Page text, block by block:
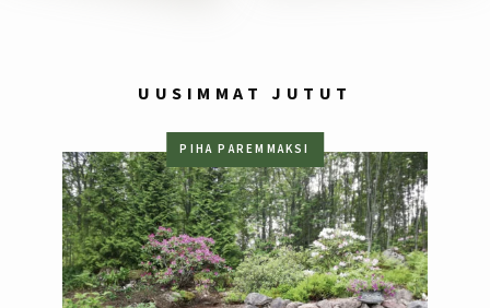
UUSIMMAT JUTUT
PIHA PAREMMAKSI